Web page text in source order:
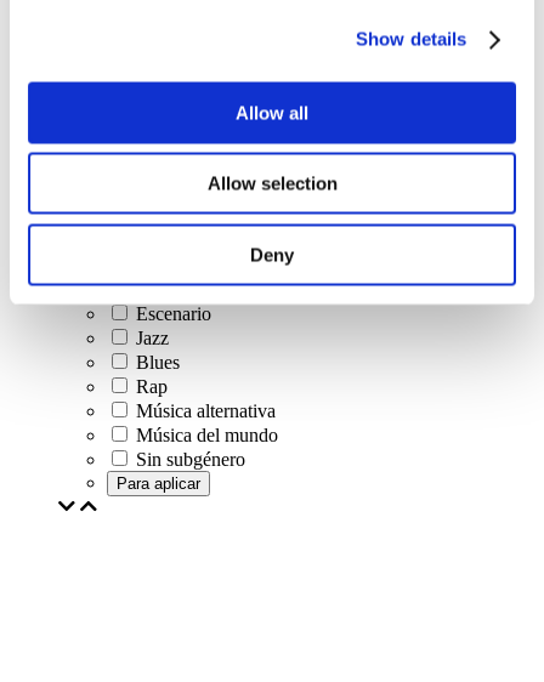
Show details
Allow all
Allow selection
Deny
Música rock
Música israelí
Folklore
Nuestra oferta especial
Música
Escenario
Jazz
Blues
Rap
Música alternativa
Música del mundo
Sin subgénero
Para aplicar